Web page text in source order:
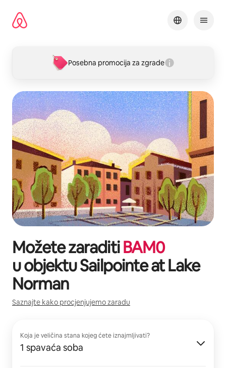
sadržaj
Posebna promocija za zgrade
Možete zaraditiBAM0
u objektuSailpointe at Lake
Norman
Saznajte kako procjenjujemo zaradu
Koja je veličina stana kojeg ćete iznajmljivati?
1 spavaća soba